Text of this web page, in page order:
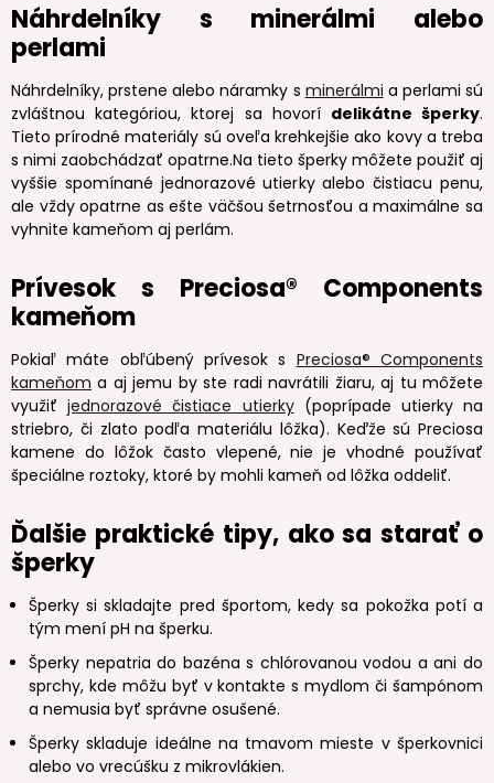
Náhrdelníky s minerálmi alebo
perlami
Náhrdelníky, prstene alebo náramky s minerálmi a perlami sú
zvláštnou kategóriou, ktorej sa hovorí delikátne šperky.
Tieto prírodné materiály sú oveľa krehkejšie ako kovy a treba
s nimi zaobchádzať opatrne.Na tieto šperky môžete použiť aj
vyššie spomínané jednorazové utierky alebo čistiacu penu,
ale vždy opatrne as ešte väčšou šetrnosťou a maximálne sa
vyhnite kameňom aj perlám.
Prívesok s Preciosa® Components
kameňom
Pokiaľ máte obľúbený prívesok s Preciosa® Components
kameňom a aj jemu by ste radi navrátili žiaru, aj tu môžete
využiťjednorazové čistiace utierky(poprípade utierky na
striebro, či zlato podľa materiálu lôžka). Keďže sú Preciosa
kamene do lôžok často vlepené, nie je vhodné používať
špeciálne roztoky, ktoré by mohli kameň od lôžka oddeliť.
Ďalšie praktické tipy, ako sa starať o
šperky
Šperky si skladajte pred športom, kedy sa pokožka potí a
tým mení pH na šperku.
Šperky nepatria do bazéna s chlórovanou vodou a ani do
sprchy, kde môžu byť v kontakte s mydlom či šampónom
a nemusia byť správne osušené.
Šperky skladuje ideálne na tmavom mieste v šperkovnici
alebo vo vrecúšku z mikrovlákien.